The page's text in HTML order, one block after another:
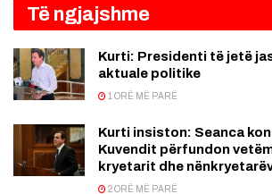
Të ngjajshme
Kurti: Presidenti të jetë
aktuale politike
1 ORË MË PARË
Kurti insiston: Seanca
Kuvendit përfundon
kryetarit dhe
2 ORË MË PARË